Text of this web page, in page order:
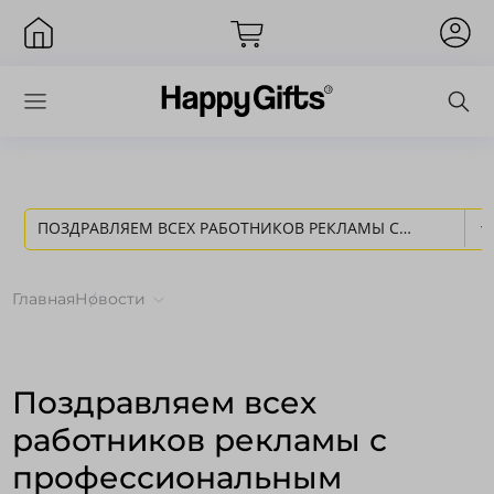
ПОЗДРАВЛЯЕМ ВСЕХ РАБОТНИКОВ РЕКЛАМЫ С
HAPPY GIFTS
ГлавнаяНовости
Поздравляем всех
работников рекламы с
профессиональным
Вход
Запомнить меня